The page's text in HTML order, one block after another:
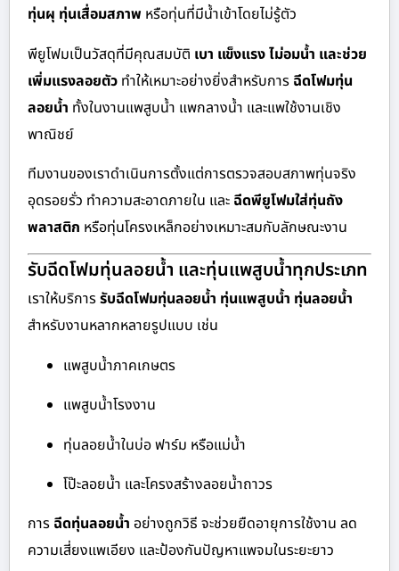
ทุ่นผุ ทุ่นเสื่อมสภาพ หรือทุ่นที่มีน้ำเข้าโดยไม่รู้ตัว
พียูโฟมเป็นวัสดุที่มีคุณสมบัติ เบา แข็งแรง ไม่อมน้ำ และช่วย
เพิ่มแรงลอยตัว ทำให้เหมาะอย่างยิ่งสำหรับการ ฉีดโฟมทุ่น
ลอยน้ำ ทั้งในงานแพสูบน้ำ แพกลางน้ำ และแพใช้งานเชิง
พาณิชย์
ทีมงานของเราดำเนินการตั้งแต่การตรวจสอบสภาพทุ่นจริง
อุดรอยรั่ว ทำความสะอาดภายใน และ ฉีดพียูโฟมใส่ทุ่นถัง
พลาสติก หรือทุ่นโครงเหล็กอย่างเหมาะสมกับลักษณะงาน
รับฉีดโฟมทุ่นลอยน้ำ และทุ่นแพสูบน้ำทุกประเภท
เราให้บริการรับฉีดโฟมทุ่นลอยน้ำ ทุ่นแพสูบน้ำ ทุ่นลอยน้ำ
สำหรับงานหลากหลายรูปแบบ เช่น
แพสูบน้ำภาคเกษตร
แพสูบน้ำโรงงาน
ทุ่นลอยน้ำในบ่อ ฟาร์ม หรือแม่น้ำ
โป๊ะลอยน้ำ และโครงสร้างลอยน้ำถาวร
การ ฉีดทุ่นลอยน้ำ อย่างถูกวิธี จะช่วยยืดอายุการใช้งาน ลด
ความเสี่ยงแพเอียง และป้องกันปัญหาแพจมในระยะยาว